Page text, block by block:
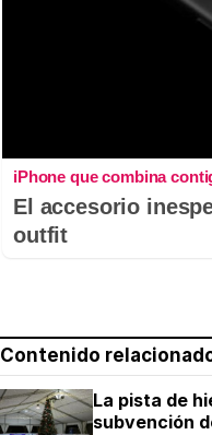
iPhone que combina
El accesorio
outfit
Contenido
La pista de
subvención